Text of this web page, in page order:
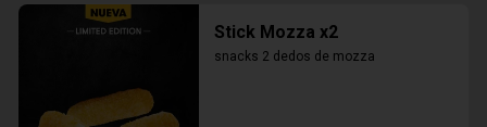
Stick Mozza x2
snacks 2 dedos de mozza